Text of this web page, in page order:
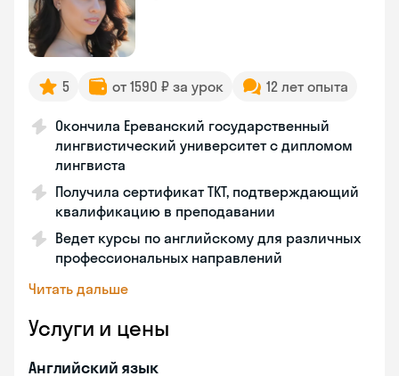
5 от 1590 ₽ за урок 12 лет опыта
Окончила Ереванский государственный
лингвистический университет с дипломом
лингвиста
Получила сертификат TKT, подтверждающий
квалификацию в преподавании
Ведет курсы по английскому для различных
профессиональных направлений
Читать дальше
Услуги и цены
Английский язык